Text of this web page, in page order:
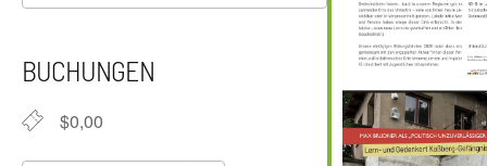
Outlook Live
BUCHUNGEN
$0,00